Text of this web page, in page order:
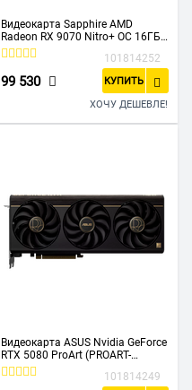
Видеокарта Sapphire AMD
Radeon RX 9070 Nitro+ OC 16ГБ
(11349-01-20G), GDDR6, OC, Ret
101814252
99 530 КУПИТЬ
ХОЧУ ДЕШЕВЛЕ!
Видеокарта ASUS Nvidia GeForce
RTX 5080 ProArt (PROART-
RTX5080-O16G) 16ГБ, GDDR7, OC,
101814249